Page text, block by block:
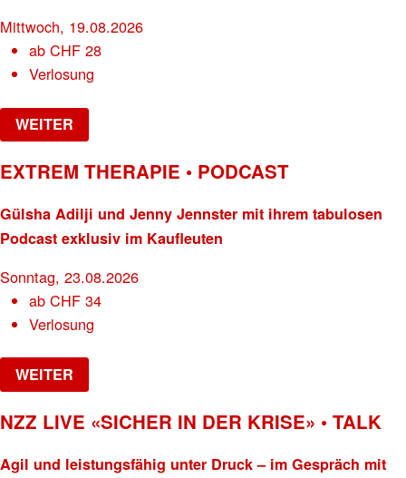
Mittwoch, 19.08.2026
abCHF 28
Verlosung
WEITER
EXTREM THERAPIE • PODCAST
Gülsha Adilji und Jenny Jennster mit ihrem tabulosen
Podcast exklusiv im Kaufleuten
Sonntag, 23.08.2026
abCHF 34
Verlosung
WEITER
NZZ LIVE «SICHER IN DER KRISE» • TALK
Agil und leistungsfähig unter Druck – im Gespräch mit